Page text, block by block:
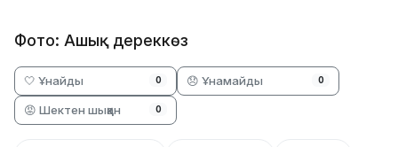
Фото: Ашық дереккөз
🤍 Ұнайды 0 😞 Ұнамайды 0
😡 Шектен шыққан 0